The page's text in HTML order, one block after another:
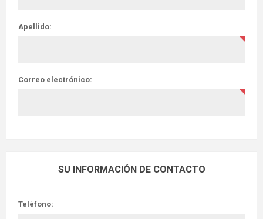
Apellido:
Correo electrónico:
SU INFORMACIÓN DE CONTACTO
Teléfono: